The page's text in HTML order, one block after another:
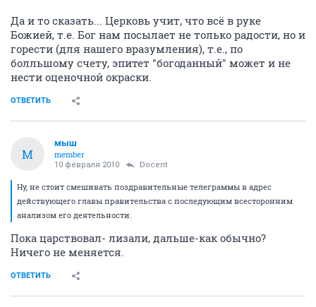
Да и то сказать... Церковь учит, что всё в руке
Божией, т.е. Бог нам посылает не только радости, но и
горести (для нашего вразумления), т.е., по
болльшому счету, эпитет "богоданный" может и не
нести оценочной окраски.
ОТВЕТИТЬ
М
мыш
member
10 февраля 2010 Docent
Ну, не стоит смешивать поздравительные телеграммы в адрес
действующего главы правительства с последующим всесторонним
анализом его деятельности.
Пока царствовал- лизали, дальше-как обычно?
Ничего не меняется.
ОТВЕТИТЬ